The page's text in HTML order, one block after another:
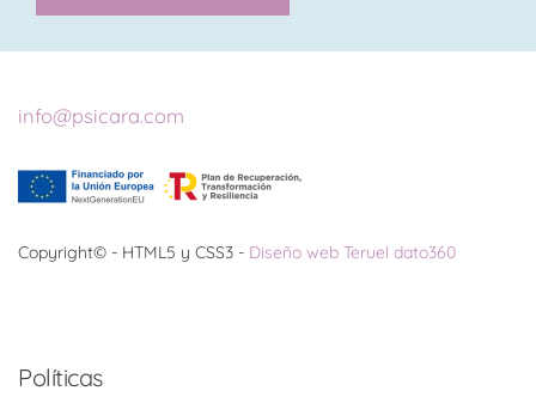
info@psicara.com
Copyright© - HTML5 y CSS3 - Diseño web Teruel dato360
Políticas